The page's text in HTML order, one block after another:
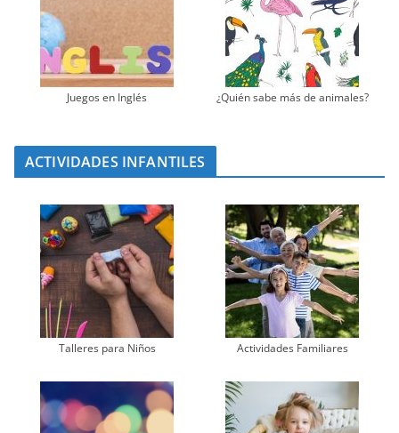
Juegos en Inglés ¿Quién sabe más de animales?
ACTIVIDADES INFANTILES
Talleres para Niños Actividades Familiares